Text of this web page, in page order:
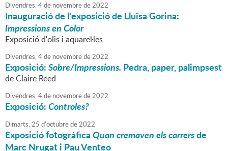
Divendres,4de novembrede2022
Inauguració de l'exposició de Lluïsa Gorina:
Impressions en Color
Exposició d'olis i aquarel·les
Divendres,4de novembrede2022
Exposició:Sobre/Impressions. Pedra, paper, palimpsest
de Claire Reed
Divendres,4de novembrede2022
Exposició:Controles?
Dimarts,25 d'octubrede2022
Exposició fotogràficaQuan cremaven els carrersde
Marc Nrugat i Pau Venteo